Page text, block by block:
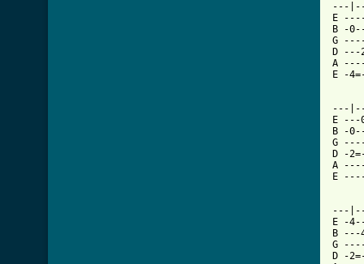
---
E
B -
G
D
A
E -
---
E
B -
G
D -
A
E
---
E -
B
G
D -